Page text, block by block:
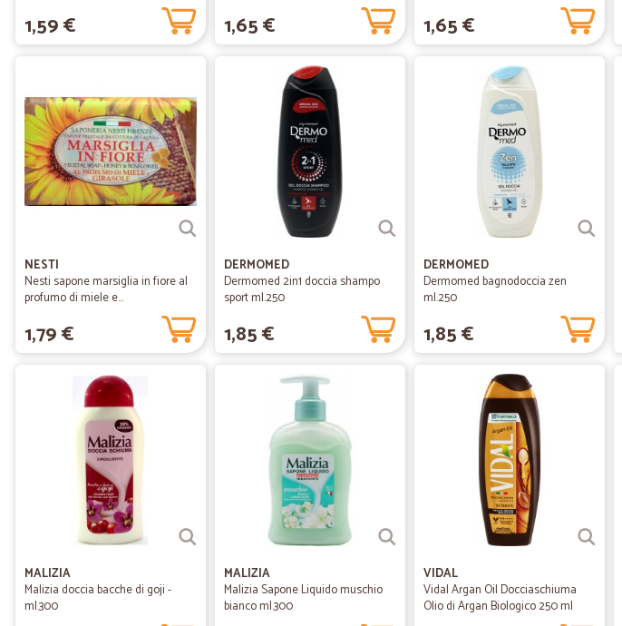
1,59 € 1,65 € 1,65 €
NESTI
Nesti sapone marsiglia in fiore al
profumo di miele e...
1,79 €
DERMOMED
Dermomed 2in1 doccia shampo
sport ml.250
1,85 €
DERMOMED
Dermomed bagnodoccia zen
ml.250
1,85 €
MALIZIA
Malizia doccia bacche di goji -
ml.300
MALIZIA
Malizia Sapone Liquido muschio
bianco ml.300
VIDAL
Vidal Argan Oil Docciaschiuma
Olio di Argan Biologico 250 ml